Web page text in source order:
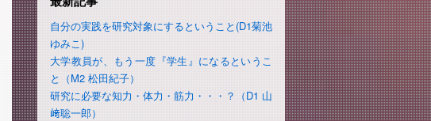
自分の実践を研究対象にするということ(D1菊池
ゆみこ)
大学教員が、もう一度『学生』になるというこ
と（M2 松田紀子）
研究に必要な知力・体力・筋力・・・？（D1 山
﨑聡一郎）